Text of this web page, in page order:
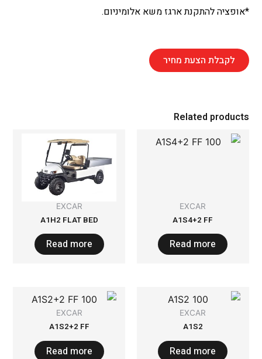
*אופציה להתקנת ארגז משא אלומיניום.
לקבלת הצעת מחיר
Related products
EXCAR
A1S4+2 FF
Read more
EXCAR
A1H2 FLAT BED
Read more
EXCAR
A1S2
Read more
EXCAR
A1S2+2 FF
Read more